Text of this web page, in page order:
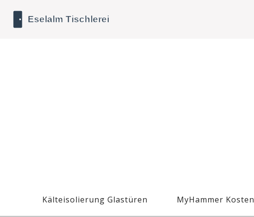
Kälteisolierung Glastüren MyHammer Kosten